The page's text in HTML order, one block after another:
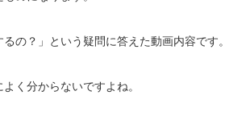
の？」という疑問に答えた動画内容です。
く分からないですよね。